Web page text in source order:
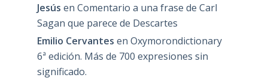
Jesús en Comentario a una frase de Carl
Sagan que parece de Descartes
Emilio Cervantes en Oxymorondictionary
6ª edición. Más de 700 expresiones sin
significado.